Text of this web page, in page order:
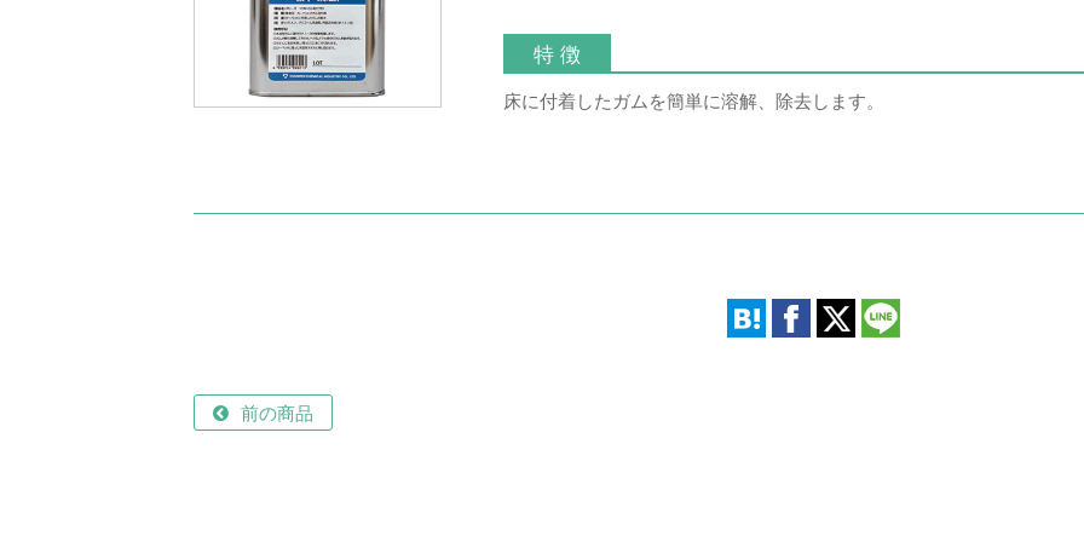
特 徴
床に付着したガムを簡単に溶解、除去します。
前の商品